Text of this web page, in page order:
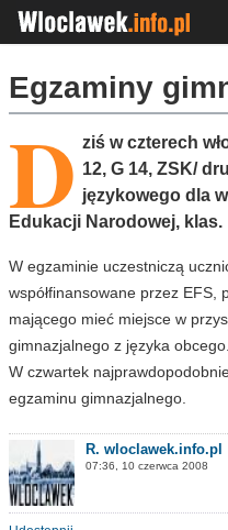
Egzaminy
D ziś w czterech
12, G 14, ZSK/
językowego dla
Edukacji Narodowej, klas.
W egzaminie uczestniczą
współfinansowane przez EFS,
mającego mieć miejsce w
gimnazjalnego z języka obcego.
W czwartek
egzaminu gimnazjalnego.
R. wloclawek.info.pl
07:36, 10 czerwca 2008